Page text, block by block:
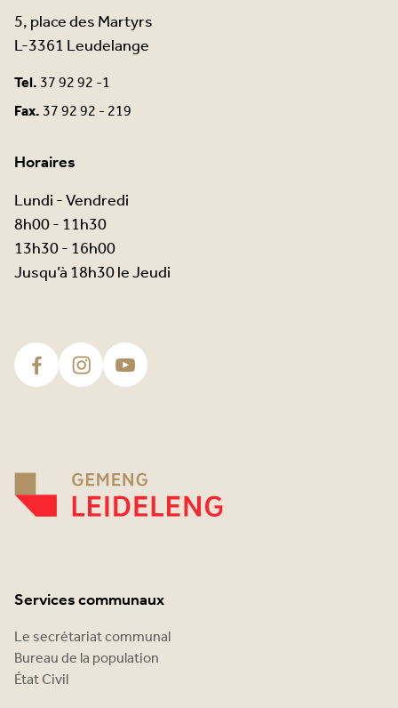
5, place des Martyrs
L-3361 Leudelange
Tel.37 92 92 -1
Fax.37 92 92 - 219
Horaires
Lundi - Vendredi
8h00 - 11h30
13h30 - 16h00
Jusqu’à 18h30 le Jeudi
Services communaux
Le secrétariat communal
Bureau de la population
État Civil